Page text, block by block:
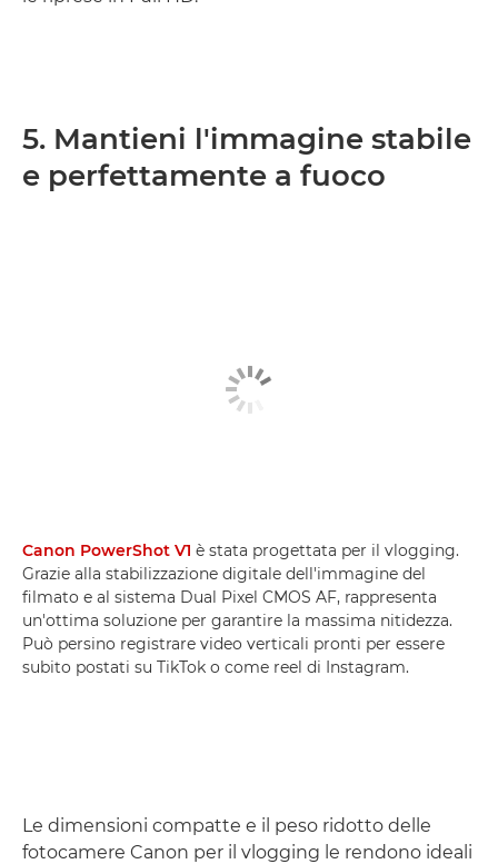
5. Mantieni l'immagine stabile
e perfettamente a fuoco
Canon PowerShot V1 è stata progettata per il vlogging.
Grazie alla stabilizzazione digitale dell'immagine del
filmato e al sistema Dual Pixel CMOS AF, rappresenta
un'ottima soluzione per garantire la massima nitidezza.
Può persino registrare video verticali pronti per essere
subito postati su TikTok o come reel di Instagram.
Le dimensioni compatte e il peso ridotto delle
fotocamere Canon per il vlogging le rendono ideali